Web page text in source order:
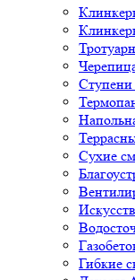
Сухие
Гибкие